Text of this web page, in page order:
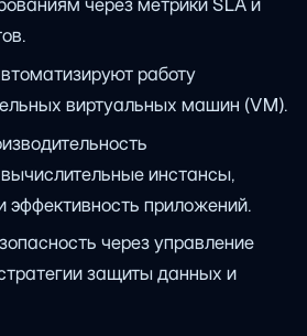
работу
виртуальных машин (VM).
инстансы,
эффективность приложений.
через управление
защиты данных и